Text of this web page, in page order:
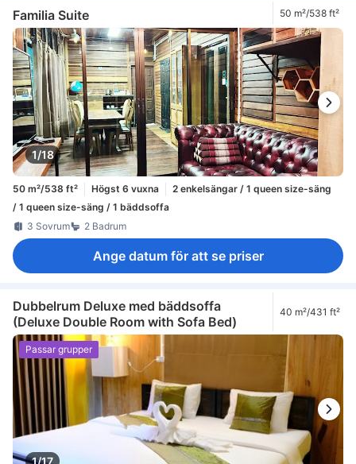
Familia Suite 50 m²/538 ft²
1/18
50 m²/538 ft² Högst 6 vuxna
2 enkelsängar / 1 queen size-säng
/ 1 queen size-säng / 1 bäddsoffa
3 Sovrum
2 Badrum
Ange datum för att se priser
Dubbelrum Deluxe med bäddsoffa
(Deluxe Double Room with Sofa Bed)
40 m²/431 ft²
1/17
Passar grupper